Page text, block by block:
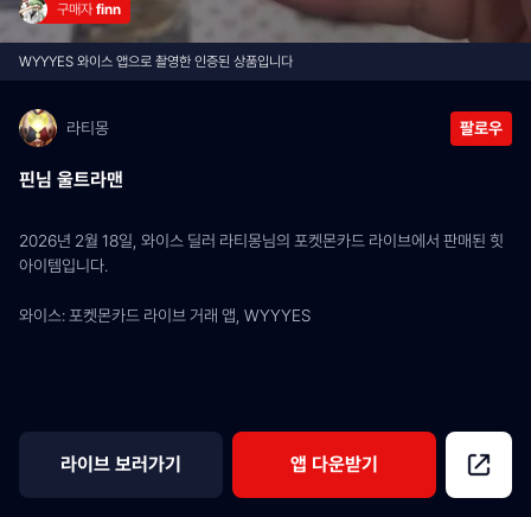
구매자 finn
WYYYES 와이스 앱으로 촬영한 인증된 상품입니다
라티몽 팔로우
핀님 울트라맨
2026년 2월 18일, 와이스 딜러 라티몽님의 포켓몬카드 라이브에서 판매된 힛
아이템입니다.
와이스: 포켓몬카드 라이브 거래 앱, WYYYES
라이브 보러가기 앱 다운받기